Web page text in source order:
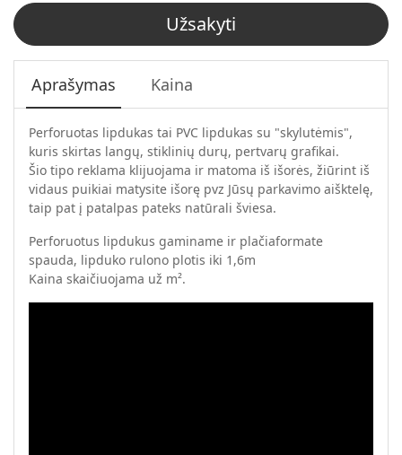
Užsakyti
Aprašymas Kaina
Perforuotas lipdukas tai PVC lipdukas su "skylutėmis",
kuris skirtas langų, stiklinių durų, pertvarų grafikai.
Šio tipo reklama klijuojama ir matoma iš išorės, žiūrint iš
vidaus puikiai matysite išorę pvz Jūsų parkavimo aišktelę,
taip pat į patalpas pateks natūrali šviesa.
Perforuotus lipdukus gaminame ir plačiaformate
spauda, lipduko rulono plotis iki 1,6m
Kaina skaičiuojama už m².